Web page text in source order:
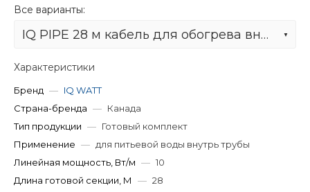
Все варианты:
IQ PIPE 28 м кабель для обогрева внутри труб
Характеристики
Бренд — IQ WATT
Страна-бренда — Канада
Тип продукции — Готовый комплект
Применение — для питьевой воды внутрь трубы
Линейная мощность, Вт/м — 10
Длина готовой секции, М
— 28